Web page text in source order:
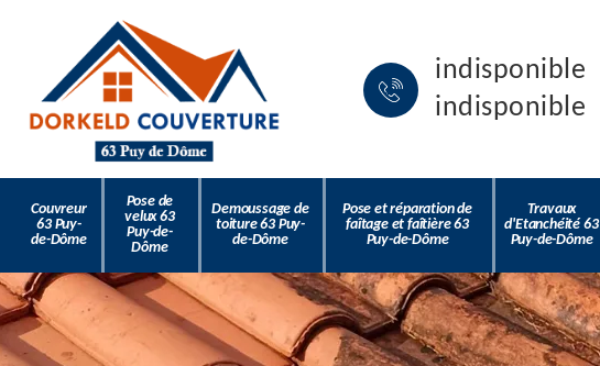
indisponible
indisponible
Couvreur
63 Puy-
de-Dôme
Pose de
velux 63
Puy-de-
Dôme
Demoussage de
toiture 63 Puy-
de-Dôme
Pose et réparation de
faîtage et faîtière 63
Puy-de-Dôme
Travaux
d'Etanchéité 63
Puy-de-Dôme